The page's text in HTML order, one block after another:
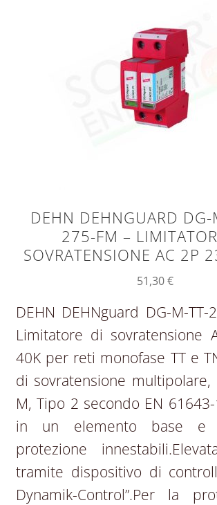
DEHN DEHNGUARD
275-FM –
SOVRATENSIONE AC 2P
51,30€
DEHN DEHNguard DG-M-TT-
Limitatore di sovratensione
40K per reti monofase TT e
di sovratensione multipolare,
M, Tipo 2 secondo EN
in un elemento base e
protezione
tramite dispositivo di
Dynamik-Control”.Per la